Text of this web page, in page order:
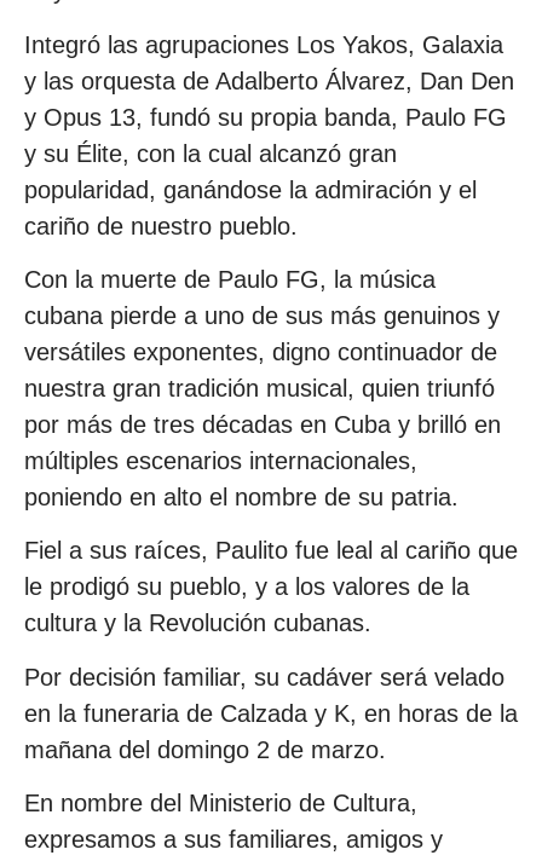
Integró las agrupaciones Los Yakos, Galaxia
y las orquesta de Adalberto Álvarez, Dan Den
y Opus 13, fundó su propia banda, Paulo FG
y su Élite, con la cual alcanzó gran
popularidad, ganándose la admiración y el
cariño de nuestro pueblo.
Con la muerte de Paulo FG, la música
cubana pierde a uno de sus más genuinos y
versátiles exponentes, digno continuador de
nuestra gran tradición musical, quien triunfó
por más de tres décadas en Cuba y brilló en
múltiples escenarios internacionales,
poniendo en alto el nombre de su patria.
Fiel a sus raíces, Paulito fue leal al cariño que
le prodigó su pueblo, y a los valores de la
cultura y la Revolución cubanas.
Por decisión familiar, su cadáver será velado
en la funeraria de Calzada y K, en horas de la
mañana del domingo 2 de marzo.
En nombre del Ministerio de Cultura,
expresamos a sus familiares, amigos y